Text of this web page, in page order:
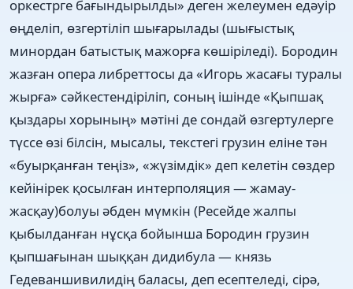
оркестрге бағындырылды» деген желеумен едәуір
өңделіп, өзгертіліп шығарылады (шығыстық
минордан батыстық мажорға көшіріледі). Бородин
жазған опера либреттосы да «Игорь жасағы туралы
жырға» сәйкестендіріліп, соның ішінде «Қыпшақ
қыздары хорының» мәтіні де сондай өзгертулерге
түссе өзі білсін, мысалы, текстегі грузин еліне тән
«буырқанған теңіз», «жүзімдік» деп келетін сөздер
кейінірек қосылған интерполяция — жамау-
жасқау)болуы әбден мүмкін (Ресейде жалпы
қыбылданған нұсқа бойынша Бородин грузин
қыпшағынан шыққан дидибула — князь
Гедеваншивилидің баласы, деп есептеледі, сірә,